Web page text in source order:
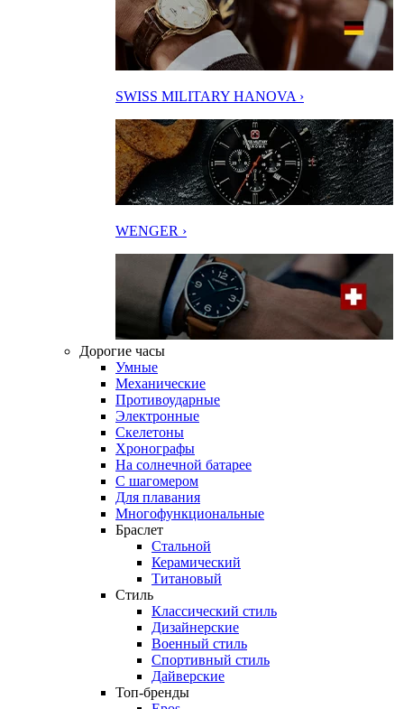
SWISS MILITARY HANOVA ›
WENGER ›
Дорогие часы
Умные
Механические
Противоударные
Электронные
Скелетоны
Хронографы
На солнечной батарее
С шагомером
Для плавания
Многофункциональные
Браслет
Стальной
Керамический
Титановый
Стиль
Классический стиль
Дизайнерские
Военный стиль
Спортивный стиль
Дайверские
Топ-бренды